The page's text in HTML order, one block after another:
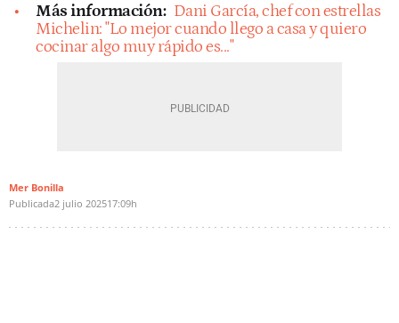
Más información: Dani García, chef con estrellas
Michelin: "Lo mejor cuando llego a casa y quiero
cocinar algo muy rápido es..."
Mer Bonilla
Publicada2 julio 202517:09h